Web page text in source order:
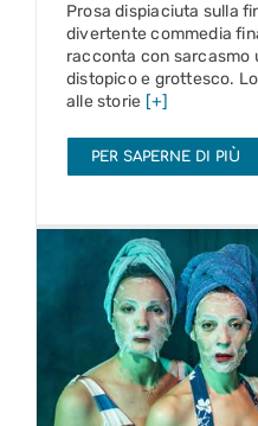
Prosa dispiaciuta sulla
divertente commedia
racconta con sarcasmo
distopico e grottesco.
alle storie [+]
PER SAPERNE DI PIÙ
10 –